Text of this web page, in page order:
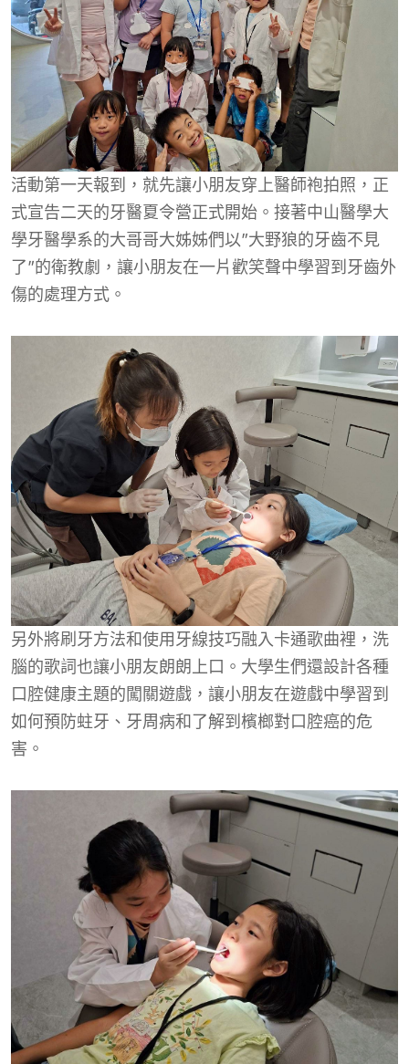
活動第一天報到，就先讓小朋友穿上醫師袍拍照，正
式宣告二天的牙醫夏令營正式開始。接著中山醫學大
學牙醫學系的大哥哥大姊姊們以”大野狼的牙齒不見
了”的衛教劇，讓小朋友在一片歡笑聲中學習到牙齒外
傷的處理方式。
另外將刷牙方法和使用牙線技巧融入卡通歌曲裡，洗
腦的歌詞也讓小朋友朗朗上口。大學生們還設計各種
口腔健康主題的闖關遊戲，讓小朋友在遊戲中學習到
如何預防蛀牙 、 牙周病和了解到檳榔對口腔癌的危
害。